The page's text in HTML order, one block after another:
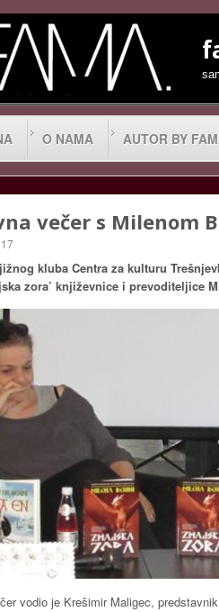
O NAMA AUTOR BY
večer s Milenom
kluba Centra za kulturu
zora’ književnice i prevoditeljice
vodio je Krešimir Maligec,